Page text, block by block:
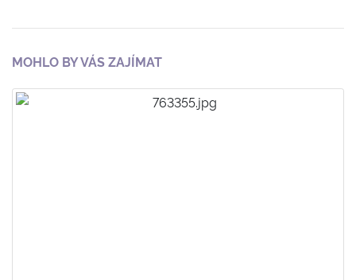
MOHLO BY VÁS ZAJÍMAT